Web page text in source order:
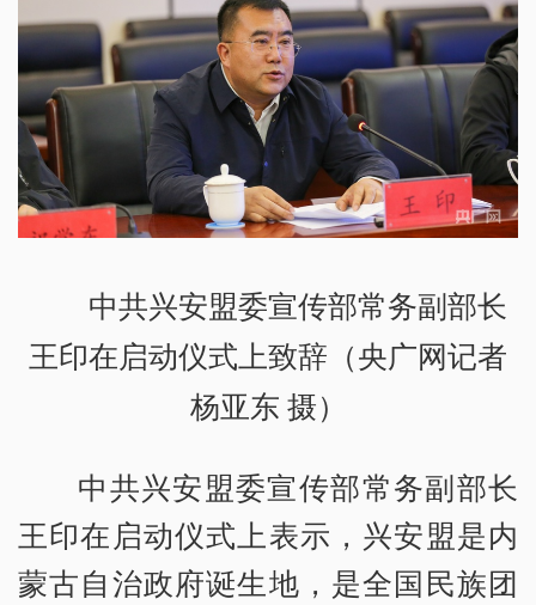
中共兴安盟委宣传部常务副部长
王印在启动仪式上致辞（央广网记者
杨亚东 摄）
中共兴安盟委宣传部常务副部长
王印在启动仪式上表示，兴安盟是内
蒙古自治政府诞生地，是全国民族团